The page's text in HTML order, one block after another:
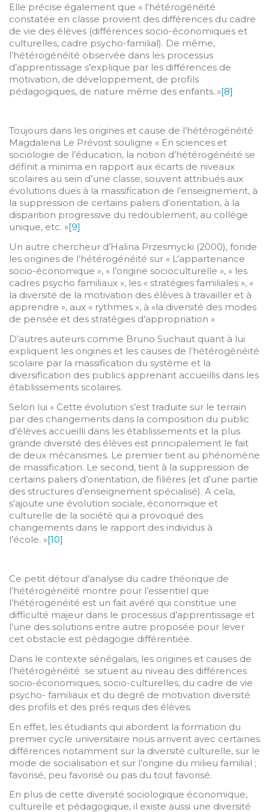
Elle précise également que « l’hétérogénéité
constatée en classe provient des différences du cadre
de vie des élèves (différences socio-économiques et
culturelles, cadre psycho-familial). De même,
l’hétérogénéité observée dans les processus
d’apprentissage s’explique par les différences de
motivation, de développement, de profils
pédagogiques, de nature même des enfants..»[8]
Toujours dans les origines et cause de l’hétérogénéité
Magdalena Le Prévost souligne « En sciences et
sociologie de l’éducation, la notion d’hétérogénéité se
définit a minima en rapport aux écarts de niveaux
scolaires au sein d’une classe, souvent attribués aux
évolutions dues à la massification de l’enseignement, à
la suppression de certains paliers d’orientation, à la
disparition progressive du redoublement, au collège
unique, etc. »[9]
Un autre chercheur d’Halina Przesmycki (2000), fonde
les origines de l’hétérogénéité sur « L’appartenance
socio-économique », « l’origine socioculturelle », « les
cadres psycho familiaux », les « stratégies familiales », «
la diversité de la motivation des élèves à travailler et à
apprendre », aux « rythmes », à «la diversité des modes
de pensée et des stratégies d’appropriation »
D’autres auteurs comme Bruno Suchaut quant à lui
expliquent les origines et les causes de l’hétérogénéité
scolaire par la massification du système et la
diversification des publics apprenant accueillis dans les
établissements scolaires.
Selon lui « Cette évolution s’est traduite sur le terrain
par des changements dans la composition du public
d’élèves accueilli dans les établissements et la plus
grande diversité des élèves est principalement le fait
de deux mécanismes. Le premier tient au phénomène
de massification. Le second, tient à la suppression de
certains paliers d’orientation, de filières (et d’une partie
des structures d’enseignement spécialisé). A cela,
s’ajoute une évolution sociale, économique et
culturelle de la société qui a provoqué des
changements dans le rapport des individus à
l’école. »[10]
Ce petit détour d’analyse du cadre théorique de
l’hétérogénéité montre pour l’essentiel que
l’hétérogénéité est un fait avéré qui constitue une
difficulté majeur dans le processus d’apprentissage et
l’une des solutions entre autre proposée pour lever
cet obstacle est pédagogie différentiée.
Dans le contexte sénégalais, les origines et causes de
l’hétérogénéité se situent au niveau des différences
socio-économiques, socio-culturelles, du cadre de vie
psycho- familiaux et du degré de motivation diversité
des profils et des prés requis des élèves.
En effet, les étudiants qui abordent la formation du
premier cycle universitaire nous arrivent avec certaines
différences notamment sur la diversité culturelle, sur le
mode de socialisation et sur l’origine du milieu familial ;
favorisé, peu favorisé ou pas du tout favorisé.
En plus de cette diversité sociologique économique,
culturelle et pédagogique, il existe aussi une diversité